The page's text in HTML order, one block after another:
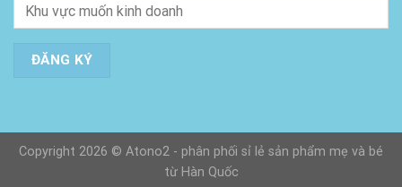
Copyright 2026 © Atono2 - phân phối sỉ lẻ sản phẩm mẹ và bé
từ Hàn Quốc